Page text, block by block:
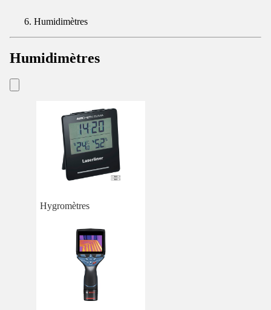
Humidimètres
Humidimètres
Hygromètres